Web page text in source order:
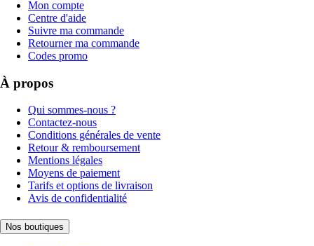
Mon compte
Centre d'aide
Suivre ma commande
Retourner ma commande
Codes promo
À propos
Qui sommes-nous ?
Contactez-nous
Conditions générales de vente
Retour & remboursement
Mentions légales
Moyens de paiement
Tarifs et options de livraison
Avis de confidentialité
Nos boutiques